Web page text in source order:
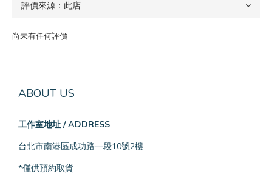
尚未有任何評價
ABOUT US
工作室地址 / ADDRESS
台北市南港區成功路一段10號2樓
*僅供預約取貨